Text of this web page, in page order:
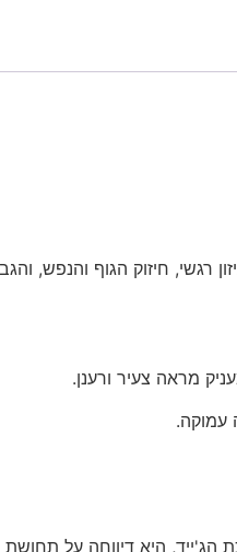
רגשי, חיזוק הגוף והנפש,
מראה צעיר ורענן.
עמוקה.
הג'ייד, היא דיווחה על